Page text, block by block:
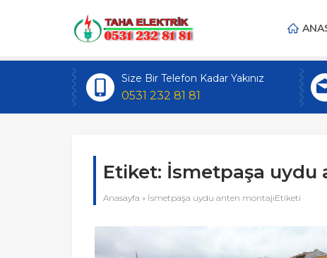
Size Bir Telefon Kadar Yakınız
0531 232 81 81
Etiket: İsmetpaşa uydu
Anasayfa » İsmetpaşa uydu anten montajıEtiketi